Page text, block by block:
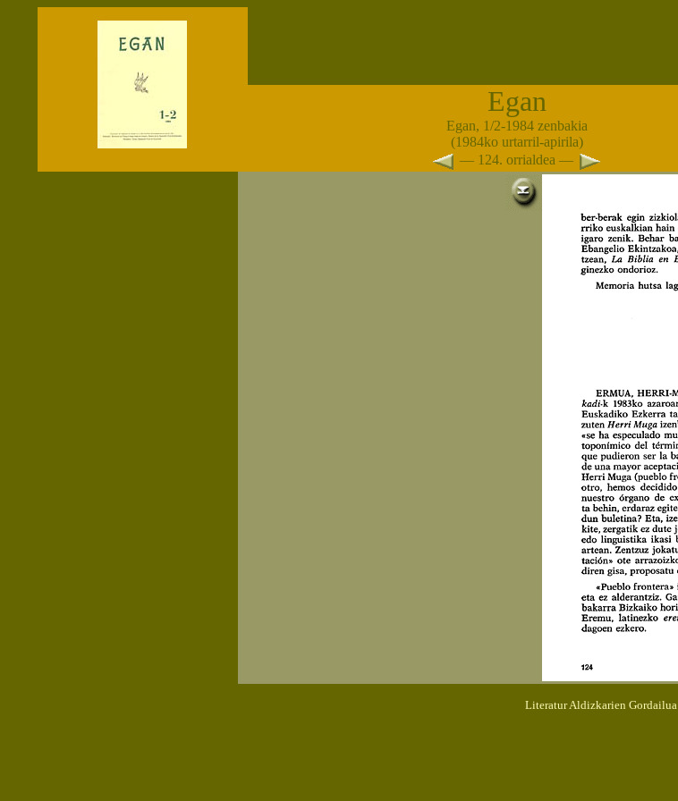
Egan
Egan, 1/2-1984 zenbakia
(1984ko urtarril-apirila)
— 124. orrialdea —
Literatur Aldizkarien Gordailua